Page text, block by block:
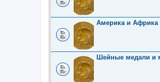
Америка и Африка
Шейные медали и